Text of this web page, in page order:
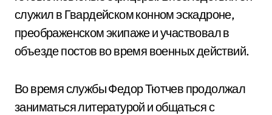
служил в Гвардейском конном эскадроне,
преображенском экипаже и участвовал в
объезде постов во время военных действий.
Во время службы Федор Тютчев продолжал
заниматься литературой и общаться с